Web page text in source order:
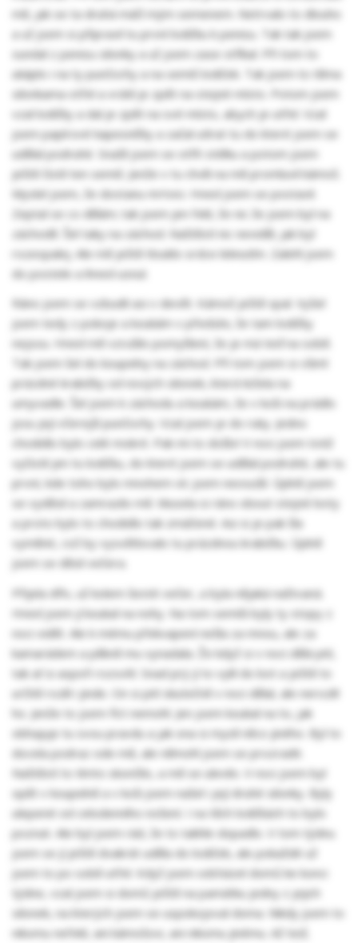
mě, jak se ta druhá máčí mým semenem. Netrvalo to dlouho
a už jsem si připravil tu první lodičku k penisu. Tak tak jsem
sundal z penisu silonky a už jsem zase stříkal. Při tom to
ukáplo i na ty punčochy a na semiš lodiček. Tak jsem to těma
silonkama otřel a vrátil je zpět na stejné místo. Potom jsem
vzal lodičky a dal je zpět na své místo, abych je utřel. Vzal
jsem papírové kapesníčky a začal utírat tu do které jsem se
udělal podruhé. Snažil jsem se otřít stélku a potom jsem
ještě čistil ten semiš. Jenže v tu chvíli na mě promluvil kámoš.
Myslel jsem, že dostanu mrtvici. Hned jsem se postavil.
Zeptal se co dělám; tak jsem jen řekl, že nic že jsem byl na
záchodě. Šel taky na záchod. Naštěstí nic neviděl, jak byl
rozespalej. Ale mě ještě tlouklo srdce leknutím. Zalehl jsem
do postele a ihned usnul.
Ráno jsem se vzbudil asi v devět. Kámoš ještě spal. Vyšel
jsem tedy z pokoje a koukám v předsíni, že tam lodičky
nejsou. Hned mě vzrušilo pomyšlení, že je má teď na sobě.
Tak jsem šel do koupelny na záchod. Při tom jsem si všiml
prázdné krabičky od nových silonek, která ležela na
umyvadle. Šel jsem k záchodu a koukám, že v koši na prádlo
jsou její včerejší punčochy. Vzal jsem je do ruky. Jedno
chodidlo bylo celé mokré. Pak mi to došlo! V noci jsem totiž
vyčistil jen tu lodičku, do které jsem se udělal podruhé, ale tu
první, kde toho bylo mnohem víc jsem neosušil. Úplně jsem
se vyděsil a zamrazilo mě. Musela si ráno obout stejné boty
a proto bylo to chodidlo tak zmáčené. Asi si je pak šla
vyměnit, což by vysvětlovalo tu prázdnou krabičku. Úplně
jsem se děsil večera.
Přijela dřív, už kolem šesté večer, a byla nějaká naštvaná.
Hned jsem jí koukal na nohy. Na tom semiši byly ty stopy z
noci vidět. Ale k mému překvapení nešla za mnou, ale za
kamarádem a pěkně mu vynadala. Že když si v noci dělá pití,
tak ať si aspoň rozsvítí. Snad prý jí to vylil do bot a ještě to
určitě rozlil i jinde. On si pití skutečně v noci dělal, ale nerozlil
ho. Jenže to jsem říct nemohl. Jen jsem koukal na to, jak
obhajuje tu svou pravdu a jak ona si myslí něco jiného. Byl to
docela podraz ode mě, ale němohl jsem se prozradit.
Naštěstí to tímto skončilo, a mě se ulevilo. V noci jsem byl
opět v koupelně a v koši jsem našel i její druhé silonky. Byly
ulepené od celodenního nošení. I na těch lodičkách to bylo
poznat. Ale byl jsem rád, že to takhle dopadlo. V tom týdnu
jsem se jí ještě dvakrát uděla do lodiček, ale pokaždé už
jsem to po sobě utřel. Když jsem odcházel domů ke konci
týdne, vzal jsem si domů ještě na památku jedny z jejich
silonek, na kterých jsem se uspokojoval doma. Nikdy jsem to
nikomu neřekl, ani kámošovi, ani nikomu jinému. Až teď,